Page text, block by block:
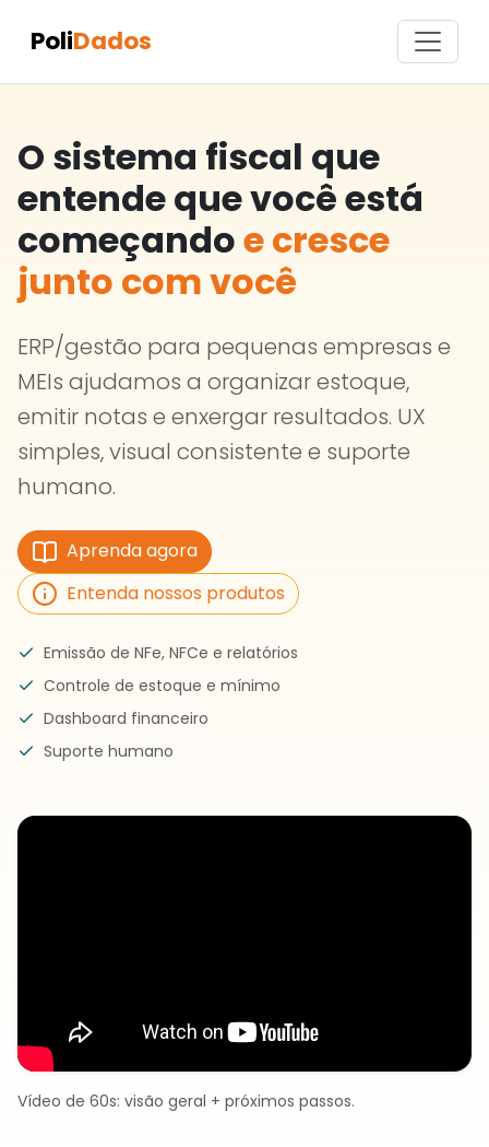
PoliDados
O sistema fiscal que
entende que você está
começandoe cresce
junto com você
ERP/gestão para pequenas empresas e
MEIs ajudamos a organizar estoque,
emitir notas e enxergar resultados. UX
simples, visual consistente e suporte
humano.
Aprenda agora
Entenda nossos produtos
Emissão de NFe, NFCe e relatórios
Controle de estoque e mínimo
Dashboard financeiro
Suporte humano
Vídeo de 60s: visão geral + próximos passos.